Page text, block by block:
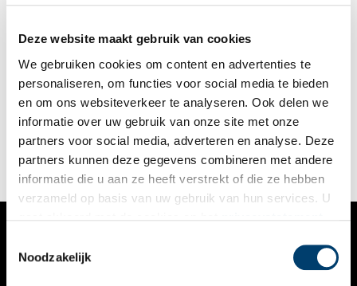
Deze website maakt gebruik van cookies
We gebruiken cookies om content en advertenties te
personaliseren, om functies voor social media te bieden
en om ons websiteverkeer te analyseren. Ook delen we
informatie over uw gebruik van onze site met onze
partners voor social media, adverteren en analyse. Deze
partners kunnen deze gegevens combineren met andere
informatie die u aan ze heeft verstrekt of die ze hebben
verzameld op basis van uw gebruik van hun services. U
Noodzakelijk
In de zomer geeft poppenspeler Egon Adel voorstellingen op
de Dam, maar tijdens de herfstvakantie speelt Jan Klaassen in
het Scheepvaartmuseum zijn avonturen met een walvis na.
VERHALEN